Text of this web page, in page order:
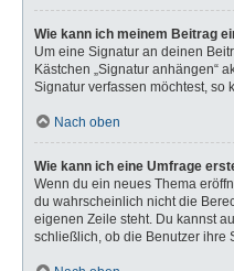
Wie kann ich meinem Beitrag
Um eine Signatur an deinen
Kästchen „Signatur anhängen“
Signatur verfassen möchtest, so
Nach oben
Wie kann ich eine Umfrage
Wenn du ein neues Thema
du wahrscheinlich nicht die
eigenen Zeile steht. Du kannst
schließlich, ob die Benutzer ihre